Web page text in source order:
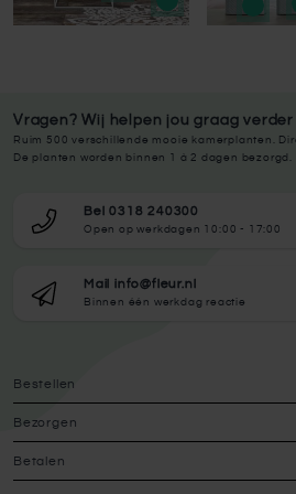
Vragen? Wij helpen jou graag verder
Ruim 500 verschillende mooie kamerplanten.
De planten worden binnen 1 à 2 dagen bezorgd.
Bel 0318 240300
Open op werkdagen 10:00 - 17:00
Mail info@fleur.nl
Binnen één werkdag reactie
Bestellen
Bezorgen
Betalen